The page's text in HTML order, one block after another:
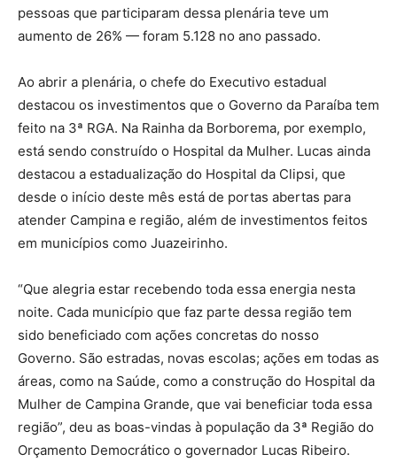
pessoas que participaram dessa plenária teve um
aumento de 26% — foram 5.128 no ano passado.
Ao abrir a plenária, o chefe do Executivo estadual
destacou os investimentos que o Governo da Paraíba tem
feito na 3ª RGA. Na Rainha da Borborema, por exemplo,
está sendo construído o Hospital da Mulher. Lucas ainda
destacou a estadualização do Hospital da Clipsi, que
desde o início deste mês está de portas abertas para
atender Campina e região, além de investimentos feitos
em municípios como Juazeirinho.
“Que alegria estar recebendo toda essa energia nesta
noite. Cada município que faz parte dessa região tem
sido beneficiado com ações concretas do nosso
Governo. São estradas, novas escolas; ações em todas as
áreas, como na Saúde, como a construção do Hospital da
Mulher de Campina Grande, que vai beneficiar toda essa
região”, deu as boas-vindas à população da 3ª Região do
Orçamento Democrático o governador Lucas Ribeiro.